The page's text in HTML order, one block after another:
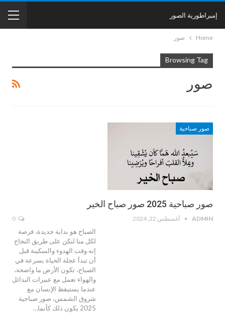
إمبراطورية الصور
Home صور
Browsing Tag
صور
صور صباحية
صور صباحية 2025 صور صباح الخير
ADMIN أغسطس 22, 2024
الصباح هو بداية جديدة، فرصة
لكل منا لنكن على طريق النجاح
إنه وقت الهدوء والسكينة قبل
أن تبدأ عجلة الحياة بسرعة في
الصباح، تكون الأرض ما واضحة،
والهواء تعمل مع عبيرات البدائل
عندما يستيقظ الإنسان مع
شروق الشمس، صور صباحية
2025 يكون ذلك كأنما…